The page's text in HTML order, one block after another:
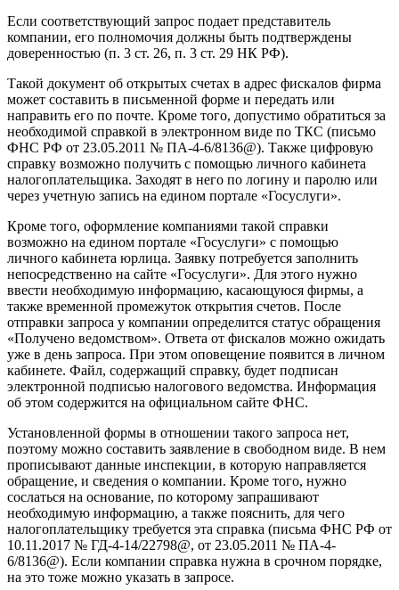
Если соответствующий запрос подает представитель
компании, его полномочия должны быть подтверждены
доверенностью (п. 3 ст. 26, п. 3 ст. 29 НК РФ).
Такой документ об открытых счетах в адрес фискалов фирма
может составить в письменной форме и передать или
направить его по почте. Кроме того, допустимо обратиться за
необходимой справкой в электронном виде по ТКС (письмо
ФНС РФ от 23.05.2011 № ПА-4-6/8136@). Также цифровую
справку возможно получить с помощью личного кабинета
налогоплательщика. Заходят в него по логину и паролю или
через учетную запись на едином портале «Госуслуги».
Кроме того, оформление компаниями такой справки
возможно на едином портале «Госуслуги» с помощью
личного кабинета юрлица. Заявку потребуется заполнить
непосредственно на сайте «Госуслуги». Для этого нужно
ввести необходимую информацию, касающуюся фирмы, а
также временной промежуток открытия счетов. После
отправки запроса у компании определится статус обращения
«Получено ведомством». Ответа от фискалов можно ожидать
уже в день запроса. При этом оповещение появится в личном
кабинете. Файл, содержащий справку, будет подписан
электронной подписью налогового ведомства. Информация
об этом содержится на официальном сайте ФНС.
Установленной формы в отношении такого запроса нет,
поэтому можно составить заявление в свободном виде. В нем
прописывают данные инспекции, в которую направляется
обращение, и сведения о компании. Кроме того, нужно
сослаться на основание, по которому запрашивают
необходимую информацию, а также пояснить, для чего
налогоплательщику требуется эта справка (письма ФНС РФ от
10.11.2017 № ГД-4-14/22798@, от 23.05.2011 № ПА-4-
6/8136@). Если компании справка нужна в срочном порядке,
на это тоже можно указать в запросе.